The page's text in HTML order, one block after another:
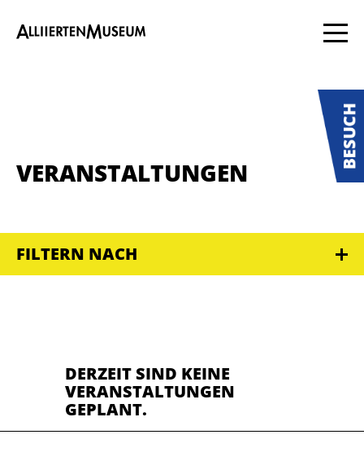
VERANSTALTUNGEN
FILTERN NACH
DERZEIT SIND KEINE
VERANSTALTUNGEN
GEPLANT.